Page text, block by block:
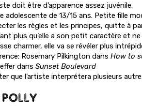
doit être d’apparence assez juvénile.
adolescente de 13/15 ans. Petite fille
les règles et les principes, quitte à
plus qu’elle a son petit caractère et
charmer, elle va se révéler plus
Rosemary Pilkington dans How to
dans Sunset Boulevard
que l’artiste interprétera plusieurs